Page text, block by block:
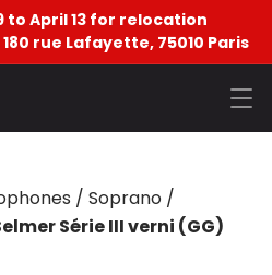
to April 13 for relocation
rue Lafayette, 75010 Paris
/ Soprano /
Série III verni (GG)